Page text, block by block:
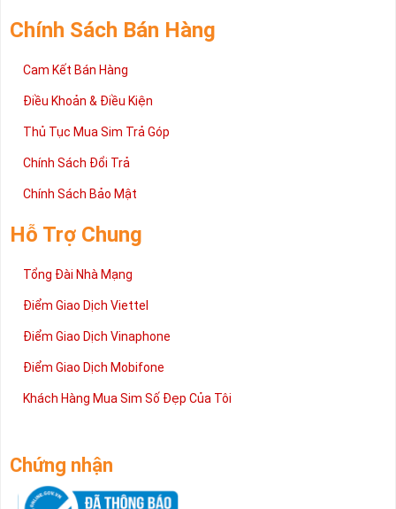
cấp trong bài viết này sẽ giúp bạn hiểu rõ ý nghĩa và các bước đặt
mua sim số tại Sim Tiền Giang nhanh chóng nhất.
Chúc quý khách tìm được chiếc sim Tứ quý 2 như ý!
Chính Sách Bán Hàng
Cam Kết Bán Hàng
Điều Khoản & Điều Kiện
Thủ Tục Mua Sim Trả Góp
Chính Sách Đổi Trả
Chính Sách Bảo Mật
Hỗ Trợ Chung
Tổng Đài Nhà Mạng
Điểm Giao Dịch Viettel
Điểm Giao Dịch Vinaphone
Điểm Giao Dịch Mobifone
Khách Hàng Mua Sim Số Đẹp Của Tôi
Chứng nhận